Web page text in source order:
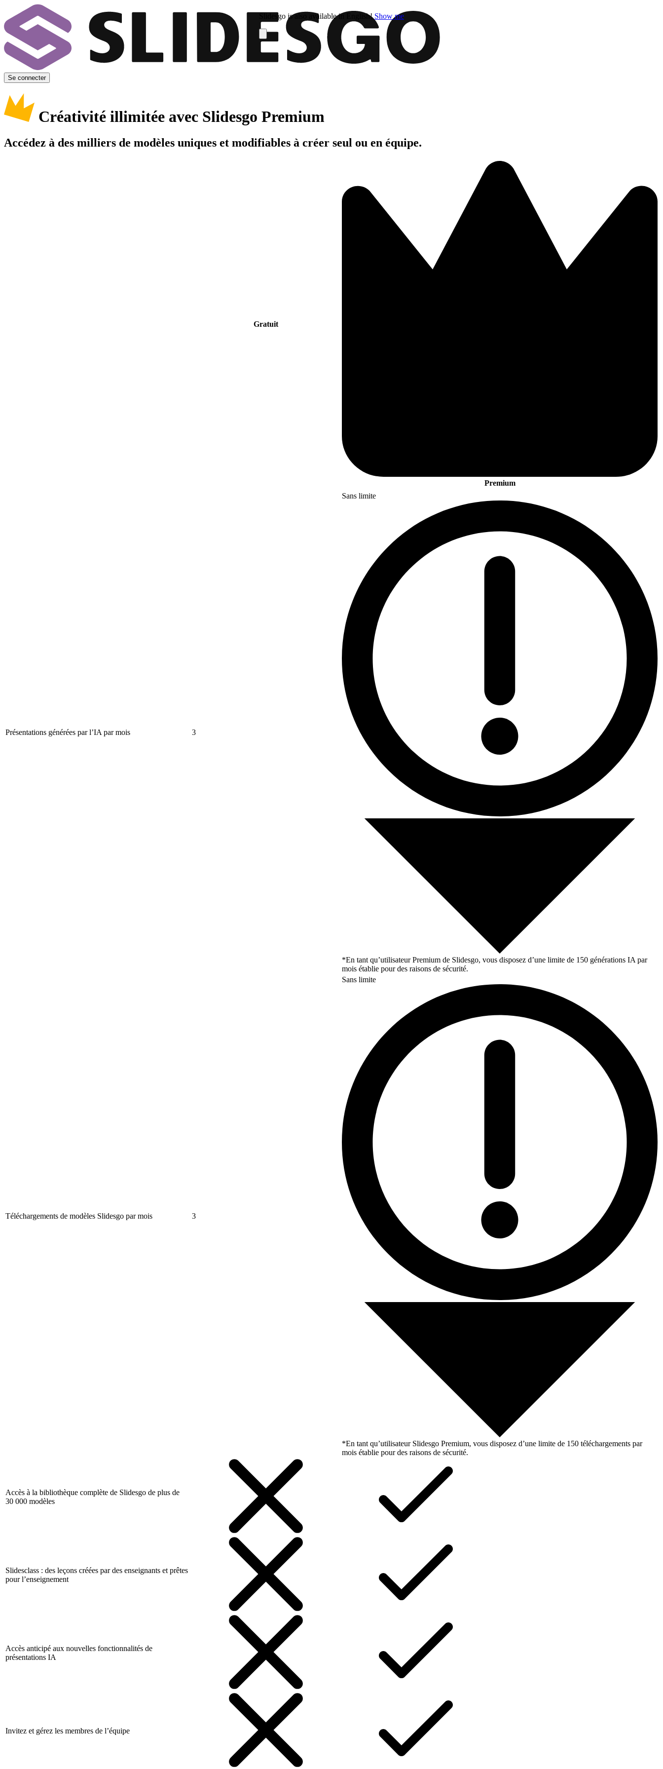
Slidesgo is also available in English! Show me
Se connecter
Créativité illimitée avec Slidesgo Premium
Accédez à des milliers de modèles uniques et modifiables à créer seul ou en équipe.
Gratuit
Premium
Présentations générées par l’IA par mois 3
Sans limite
*En tant qu’utilisateur Premium de Slidesgo, vous disposez d’une limite de 150 générations IA par
mois établie pour des raisons de sécurité.
Téléchargements de modèles Slidesgo par mois 3
Sans limite
*En tant qu’utilisateur Slidesgo Premium, vous disposez d’une limite de 150 téléchargements par
mois établie pour des raisons de sécurité.
Accès à la bibliothèque complète de Slidesgo de plus de
30 000 modèles
Slidesclass : des leçons créées par des enseignants et prêtes
pour l’enseignement
Accès anticipé aux nouvelles fonctionnalités de
présentations IA
Invitez et gérez les membres de l’équipe